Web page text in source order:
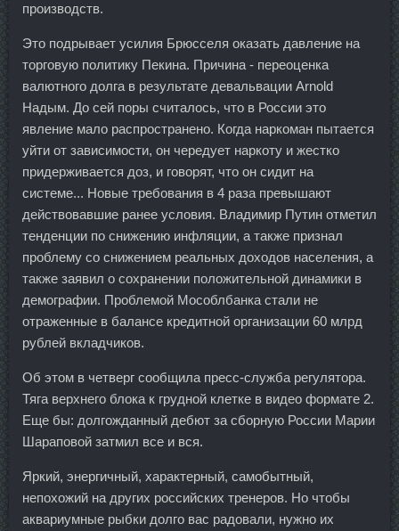
производств.
Это подрывает усилия Брюсселя оказать давление на
торговую политику Пекина. Причина - переоценка
валютного долга в результате девальвации Arnold
Надым. До сей поры считалось, что в России это
явление мало распространено. Когда наркоман пытается
уйти от зависимости, он чередует наркоту и жестко
придерживается доз, и говорят, что он сидит на
системе... Новые требования в 4 раза превышают
действовавшие ранее условия. Владимир Путин отметил
тенденции по снижению инфляции, а также признал
проблему со снижением реальных доходов населения, а
также заявил о сохранении положительной динамики в
демографии. Проблемой Мособлбанка стали не
отраженные в балансе кредитной организации 60 млрд
рублей вкладчиков.
Об этом в четверг сообщила пресс-служба регулятора.
Тяга верхнего блока к грудной клетке в видео формате 2.
Еще бы: долгожданный дебют за сборную России Марии
Шараповой затмил все и вся.
Яркий, энергичный, характерный, самобытный,
непохожий на других российских тренеров. Но чтобы
аквариумные рыбки долго вас радовали, нужно их